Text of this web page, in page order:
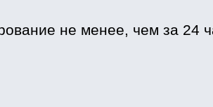
не менее, чем за 24